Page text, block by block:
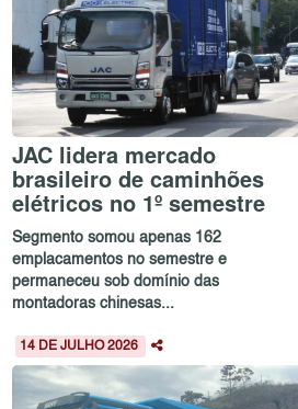
JAC lidera mercado
brasileiro de caminhões
elétricos no 1º semestre
Segmento somou apenas 162
emplacamentos no semestre e
permaneceu sob domínio das
montadoras chinesas...
14 DE JULHO 2026